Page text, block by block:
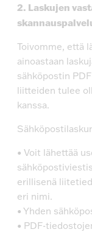
2. Laskujen
Toivomme, että
ainoastaan
sähköpostin
liitteiden tulee
kanssa.
• Voit lähettää
erillisenä
eri nimi.
• Yhden
• PDF-